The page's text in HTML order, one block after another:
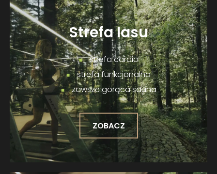
Strefa lasu
strefa cardio
strefa funkcjonalna
zawsze gorąca sauna
ZOBACZ